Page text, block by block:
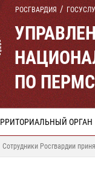
РОСГВАРДИЯ
ПО
ОРГАН
Сотрудники Росгвардии